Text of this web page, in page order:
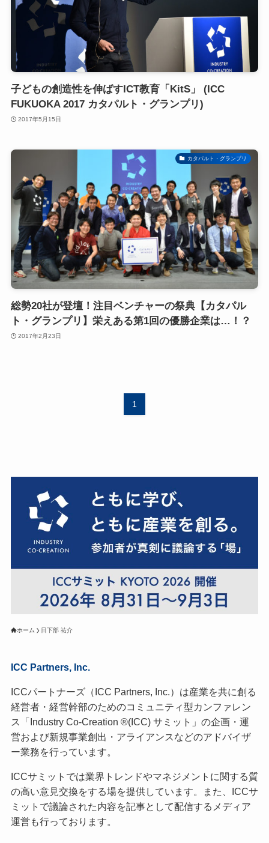
子どもの創造性を伸ばすICT教育「KitS」 (ICC
FUKUOKA 2017 カタパルト・グランプリ)
2017年5月15日
カタパルト・グランプリ
総勢20社が登壇！注目ベンチャーの祭典【カタパル
ト・グランプリ】栄えある第1回の優勝企業は…！？
2017年2月23日
1
ホーム 日下部 祐介
ICC Partners, Inc.
ICCパートナーズ（ICC Partners, Inc.）は産業を共に創る
経営者・経営幹部のためのコミュニティ型カンファレン
ス「Industry Co-Creation ®(ICC) サミット」の企画・運
営および新規事業創出・アライアンスなどのアドバイザ
ー業務を行っています。
ICCサミットでは業界トレンドやマネジメントに関する質
の高い意見交換をする場を提供しています。また、ICCサ
ミットで議論された内容を記事として配信するメディア
運営も行っております。